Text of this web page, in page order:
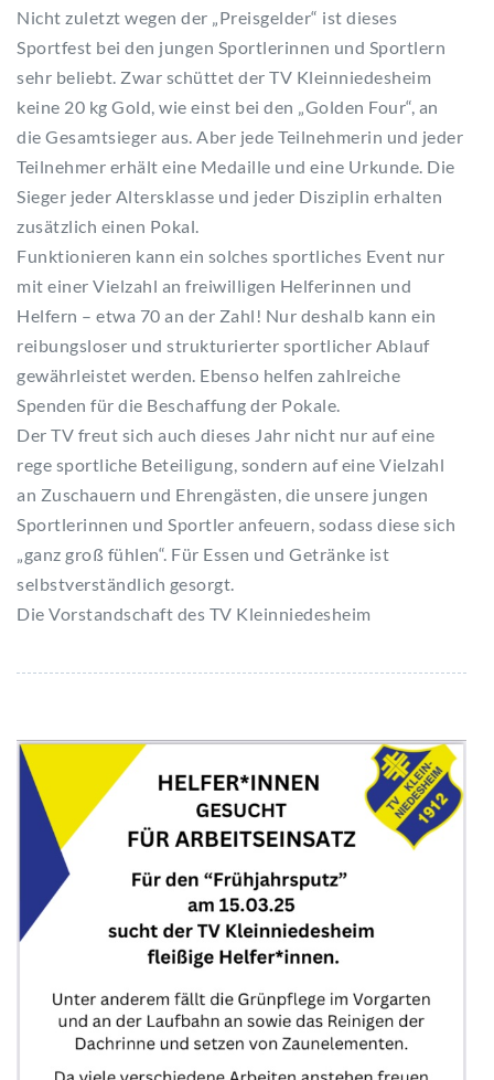
Nicht zuletzt wegen der „Preisgelder“ ist dieses
Sportfest bei den jungen Sportlerinnen und Sportlern
sehr beliebt. Zwar schüttet der TV Kleinniedesheim
keine 20 kg Gold, wie einst bei den „Golden Four“, an
die Gesamtsieger aus. Aber jede Teilnehmerin und jeder
Teilnehmer erhält eine Medaille und eine Urkunde. Die
Sieger jeder Altersklasse und jeder Disziplin erhalten
zusätzlich einen Pokal.
Funktionieren kann ein solches sportliches Event nur
mit einer Vielzahl an freiwilligen Helferinnen und
Helfern – etwa 70 an der Zahl! Nur deshalb kann ein
reibungsloser und strukturierter sportlicher Ablauf
gewährleistet werden. Ebenso helfen zahlreiche
Spenden für die Beschaffung der Pokale.
Der TV freut sich auch dieses Jahr nicht nur auf eine
rege sportliche Beteiligung, sondern auf eine Vielzahl
an Zuschauern und Ehrengästen, die unsere jungen
Sportlerinnen und Sportler anfeuern, sodass diese sich
„ganz groß fühlen“. Für Essen und Getränke ist
selbstverständlich gesorgt.
Die Vorstandschaft des TV Kleinniedesheim